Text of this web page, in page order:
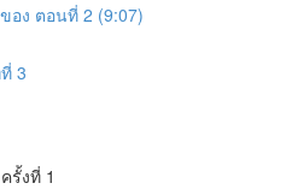
อง ตอนที่ 2 (9:07)
3
รั้งที่ 1